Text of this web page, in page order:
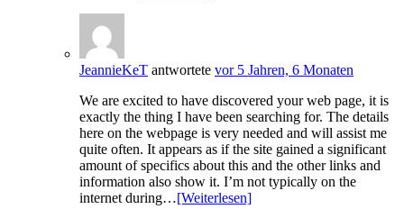
JeannieKeT antwortete vor 5 Jahren, 6 Monaten
We are excited to have discovered your web page, it is
exactly the thing I have been searching for. The details
here on the webpage is very needed and will assist me
quite often. It appears as if the site gained a significant
amount of specifics about this and the other links and
information also show it. I’m not typically on the
internet during…[Weiterlesen]